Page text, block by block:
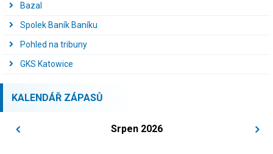
Bazal
Spolek Baník Baníku
Pohled na tribuny
GKS Katowice
KALENDÁŘ ZÁPASŮ
Srpen 2026